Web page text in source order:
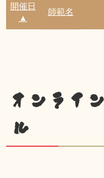
開催日
▲
師範名
オンライ
ル